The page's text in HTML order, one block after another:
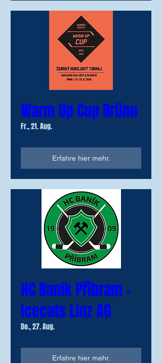
Warm Up Cup Brünn
Fr., 21. Aug.
Erfahre hier mehr.
HC Banik Příbram -
Icecats Linz AG
Do., 27. Aug.
Erfahre hier mehr.